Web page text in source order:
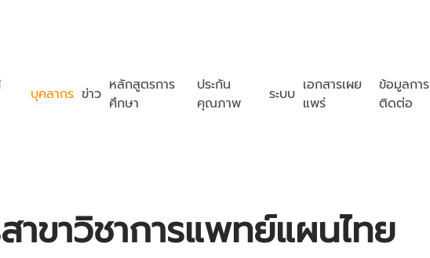
บุคลากร ข่าว หลักสูตรการ
ศึกษา
ประกัน
คุณภาพ
ระบบ เอกสารเผย
แพร่
ข้อมูลการ
ติดต่อ
าขาวิชาการแพทย์แผนไทย